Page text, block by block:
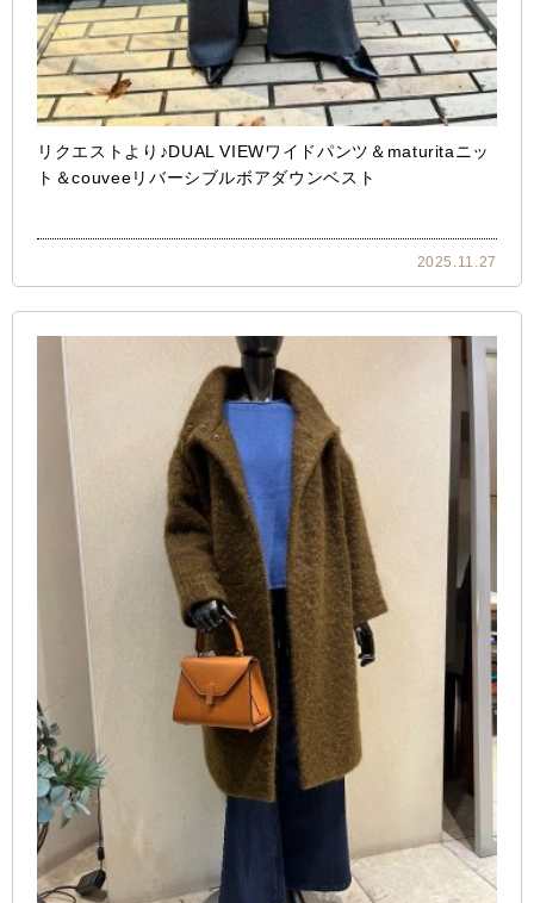
リクエストより♪DUAL VIEWワイドパンツ＆maturitaニッ
ト＆couveeリバーシブルボアダウンベスト
2025.11.27